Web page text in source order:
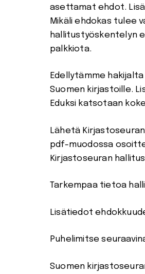
asettamat ehdot.
Mikäli ehdokas tulee
hallitustyöskentelyn
palkkiota.
Edellytämme
Suomen kirjastoille.
Eduksi katsotaan
Lähetä
pdf-muodossa
Kirjastoseuran
Tarkempaa tietoa
Lisätiedot
Puhelimitse
Suomen